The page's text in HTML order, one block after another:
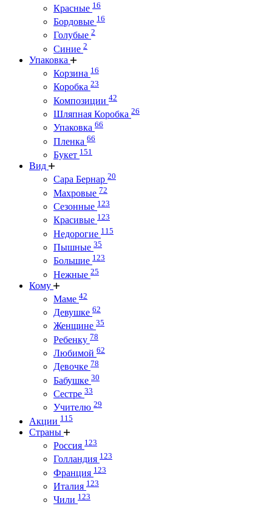
Красные 16
Бордовые 16
Голубые 2
Синие 2
Упаковка
Корзина 16
Коробка 23
Композиции 42
Шляпная Коробка 26
Упаковка 66
Пленка 66
Букет 151
Вид
Сара Бернар 20
Махровые 72
Сезонные 123
Красивые 123
Недорогие 115
Пышные 35
Большие 123
Нежные 25
Кому
Маме 42
Девушке 62
Женщине 35
Ребенку 78
Любимой 62
Девочке 78
Бабушке 30
Сестре 33
Учителю 29
Акции 115
Страны
Россия 123
Голландия 123
Франция 123
Италия 123
Чили 123